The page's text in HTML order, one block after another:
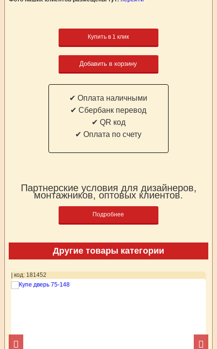
Купить в 1 клик
Добавить в корзину
✔ Оплата наличными
✔ Cбербанк перевод
✔ QR код
✔ Оплата по счету
Партнерские условия для дизайнеров,
монтажников, оптовых клиентов.
Подробнее
Другие товары категории
| код: 181452